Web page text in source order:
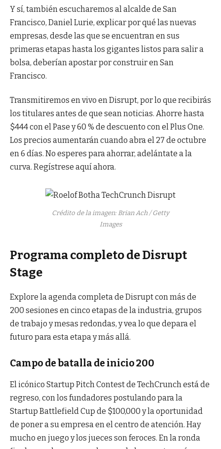
Y sí, también escucharemos al alcalde de San
Francisco, Daniel Lurie, explicar por qué las nuevas
empresas, desde las que se encuentran en sus
primeras etapas hasta los gigantes listos para salir a
bolsa, deberían apostar por construir en San
Francisco.
Transmitiremos en vivo en Disrupt, por lo que recibirás
los titulares antes de que sean noticias. Ahorre hasta
$444 con el Pase y 60 % de descuento con el Plus One.
Los precios aumentarán cuando abra el 27 de octubre
en 6 días. No esperes para ahorrar, adelántate a la
curva. Regístrese aquí ahora.
Crédito de la imagen: Brian Ach / Getty
Images
Programa completo de Disrupt
Stage
Explore la agenda completa de Disrupt con más de
200 sesiones en cinco etapas de la industria, grupos
de trabajo y mesas redondas, y vea lo que depara el
futuro para esta etapa y más allá.
Campo de batalla de inicio 200
El icónico Startup Pitch Contest de TechCrunch está de
regreso, con los fundadores postulando para la
Startup Battlefield Cup de $100,000 y la oportunidad
de poner a su empresa en el centro de atención. Hay
mucho en juego y los jueces son feroces. En la ronda